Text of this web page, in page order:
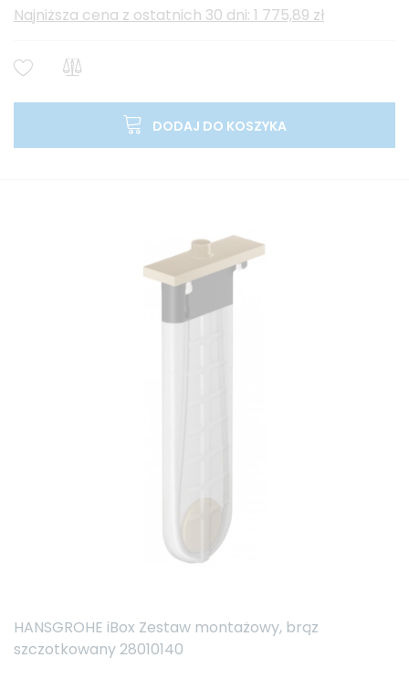
Najniższa cena z ostatnich 30 dni: 1 775,89 zł
DODAJ DO KOSZYKA
HANSGROHE iBox Zestaw montażowy, brąz
szczotkowany 28010140